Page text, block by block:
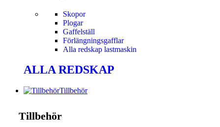
Skopor
Plogar
Gaffelställ
Förlängningsgafflar
Alla redskap lastmaskin
ALLA REDSKAP
Tillbehör
Tillbehör